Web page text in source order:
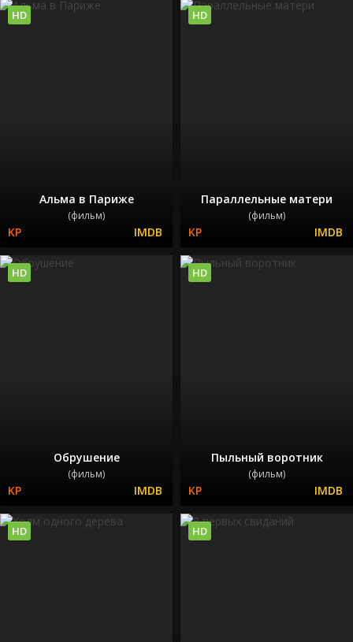
Альма в Париже
(фильм)
HD
Параллельные матери
(фильм)
HD
Обрушение
(фильм)
HD
Пыльный воротник
(фильм)
HD
HD HD